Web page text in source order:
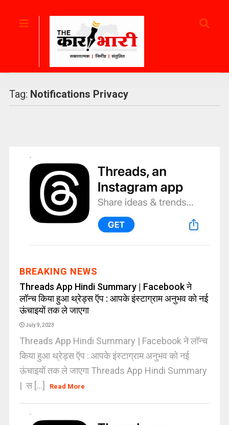
Tag: Notifications Privacy
BREAKING NEWS
Threads App Hindi Summary | Facebook ने
लॉन्च किया हुआ थ्रेड्स ऍप : आपके इंस्टाग्राम अनुभव को नई
ऊंचाइयों तक ले जाएगा
July 9, 2023
Threads App Hindi Summary | Facebook ने लॉन्च
किया हुआ थ्रेड्स ऍप : आपके इंस्टाग्राम अनुभव को नई
ऊंचाइयों तक ले जाएगा Threads App Hindi Summary
| स [...]
Read More